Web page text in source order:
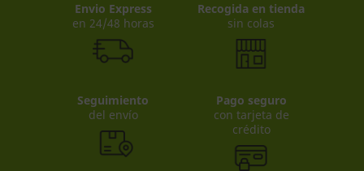
Envio Express
en 24/48 horas
Recogida en tienda
sin colas
Seguimiento
del envío
Pago seguro
con tarjeta de
crédito